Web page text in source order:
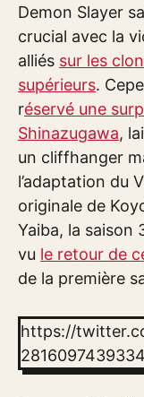
Demon Slayer
crucial avec la
alliés sur les
supérieurs.
réservé une
Shinazugawa,
un cliffhanger
l’adaptation du
originale de
Yaiba, la saison
vu le retour de
de la première
https://